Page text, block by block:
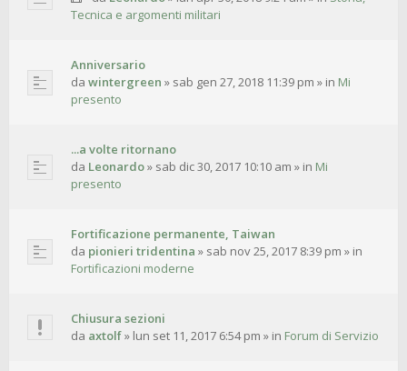
Tecnica e argomenti militari
Anniversario
da wintergreen » sab gen 27, 2018 11:39 pm » in Mi
presento
...a volte ritornano
da Leonardo» sab dic 30, 2017 10:10 am » in Mi
presento
Fortificazione permanente, Taiwan
da pionieri tridentina » sab nov 25, 2017 8:39 pm » in
Fortificazioni moderne
Chiusura sezioni
da axtolf» lun set 11, 2017 6:54 pm » in Forum di Servizio